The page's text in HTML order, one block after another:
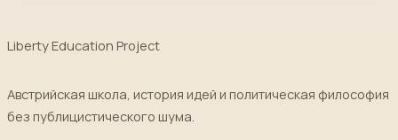
Liberty Education Project
Австрийская школа, история идей и политическая философия
без публицистического шума.